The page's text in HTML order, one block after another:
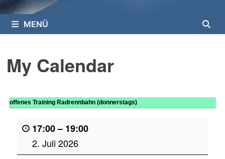
MENÜ
My Calendar
offenes Training Radrennbahn (donnerstags)
17:00– 19:00
2. Juli 2026